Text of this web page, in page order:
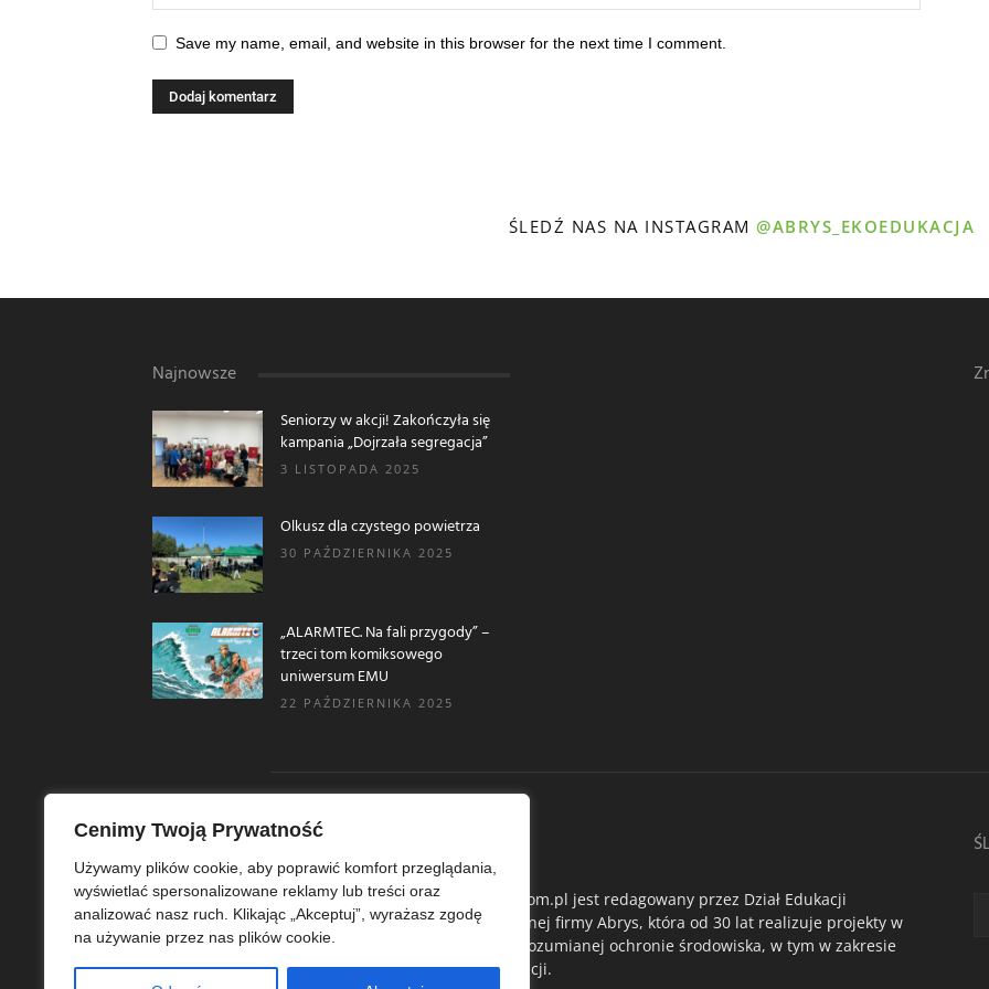
Cenimy Twoją Prywatność
Używamy plików cookie, aby poprawić komfort przeglądania,
wyświetlać spersonalizowane reklamy lub treści oraz
analizować nasz ruch. Klikając „Akceptuj”, wyrażasz zgodę
na używanie przez nas plików cookie.
Save my name, email, and website in this browser for the next time I comment.
ŚLEDŹ NAS NA INSTAGRAM@ABRYS_EKOEDUKACJA
Najnowsze
Seniorzy w akcji! Zakończyła się
kampania „Dojrzała segregacja”
3 LISTOPADA 2025
Olkusz dla czystego powietrza
30 PAŹDZIERNIKA 2025
„ALARMTEC. Na fali przygody” –
trzeci tom komiksowego
uniwersum EMU
22 PAŹDZIERNIKA 2025
Ekoedu.com.pl jest redagowany przez Dział Edukacji
Ekologicznej firmy Abrys, która od 30 lat realizuje projekty w
szeroko rozumianej ochronie środowiska, w tym w zakresie
ekoedukacji.